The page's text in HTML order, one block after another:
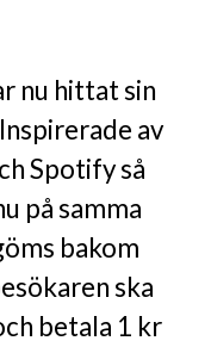
nu hittat sin
av
Spotify så
på samma
bakom
ska
betala 1 kr